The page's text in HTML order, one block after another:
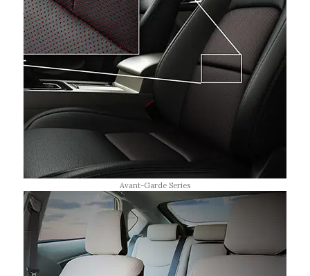
Avant-Garde Series